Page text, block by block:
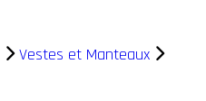
Vestes et Manteaux